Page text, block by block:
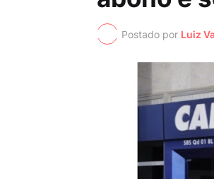
Postado por Luiz